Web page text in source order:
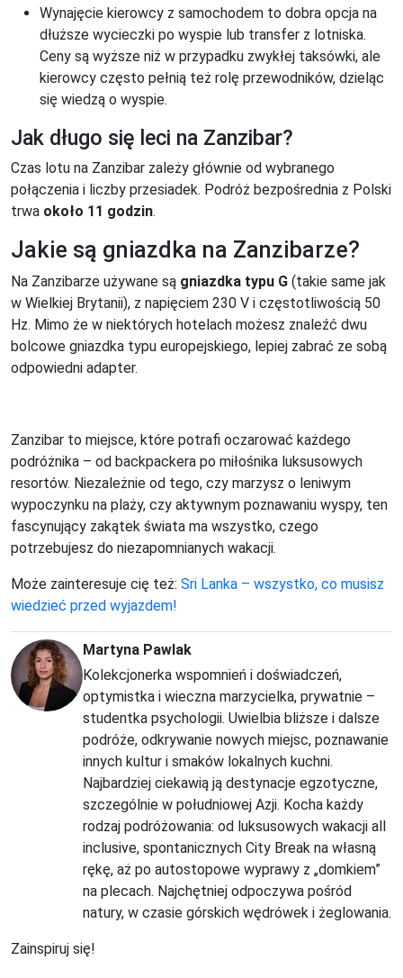
Wynajęcie kierowcy z samochodem to dobra opcja na
dłuższe wycieczki po wyspie lub transfer z lotniska.
Ceny są wyższe niż w przypadku zwykłej taksówki, ale
kierowcy często pełnią też rolę przewodników, dzieląc
się wiedzą o wyspie.
Jak długo się leci na Zanzibar?
Czas lotu na Zanzibar zależy głównie od wybranego
połączenia i liczby przesiadek. Podróż bezpośrednia z Polski
trwa około 11 godzin.
Jakie są gniazdka na Zanzibarze?
Na Zanzibarze używane są gniazdka typu G (takie same jak
w Wielkiej Brytanii), z napięciem 230 V i częstotliwością 50
Hz. Mimo że w niektórych hotelach możesz znaleźć dwu
bolcowe gniazdka typu europejskiego, lepiej zabrać ze sobą
odpowiedni adapter.
Zanzibar to miejsce, które potrafi oczarować każdego
podróżnika – od backpackera po miłośnika luksusowych
resortów. Niezależnie od tego, czy marzysz o leniwym
wypoczynku na plaży, czy aktywnym poznawaniu wyspy, ten
fascynujący zakątek świata ma wszystko, czego
potrzebujesz do niezapomnianych wakacji.
Może zainteresuje cię też: Sri Lanka – wszystko, co musisz
wiedzieć przed wyjazdem!
Martyna Pawlak
Kolekcjonerka wspomnień i doświadczeń,
optymistka i wieczna marzycielka, prywatnie –
studentka psychologii. Uwielbia bliższe i dalsze
podróże, odkrywanie nowych miejsc, poznawanie
innych kultur i smaków lokalnych kuchni.
Najbardziej ciekawią ją destynacje egzotyczne,
szczególnie w południowej Azji. Kocha każdy
rodzaj podróżowania: od luksusowych wakacji all
inclusive, spontanicznych City Break na własną
rękę, aż po autostopowe wyprawy z „domkiem”
na plecach. Najchętniej odpoczywa pośród
natury, w czasie górskich wędrówek i żeglowania.
Zainspiruj się!